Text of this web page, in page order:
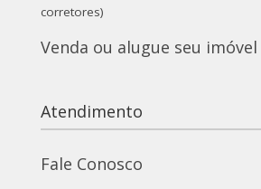
corretores)
Venda ou alugue seu imóvel
Atendimento
Fale Conosco